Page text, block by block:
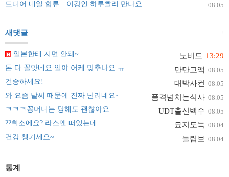
08.05
드디어 내일 합류…이강인 하루빨리 만나요
+
새댓글
노비드 13:29
일본한태 지면 안돼~
만만고액 08.05
돈 다 꼴앗네요 일야 어케 맞추나요 ㅠ
대박사컨 08.05
건승하세요!
품격넘치는식사 08.05
와 요즘 날씨 때문에 진짜 난리네요~
UDT출신백수 08.05
ㅋㅋㅋ꽁머니는 당해도 괜찮아요
묘지도둑 08.04
??취소에요? 라스엔 떠있는데
돌림보 08.04
건강 챙기세요~
통계